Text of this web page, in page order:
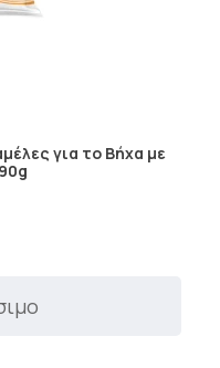
για το Bήχα με